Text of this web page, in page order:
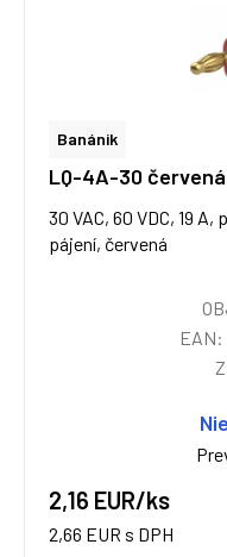
Banánik
LQ-4A-30 červená
30 VAC, 60 VDC, 19
pájení, červená
EAN:
2,16 EUR/ks
2,66 EUR s DPH